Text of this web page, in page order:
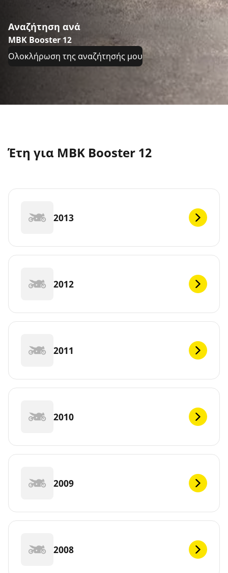
Αναζήτηση ανά
MBK Booster 12
Ολοκλήρωση της αναζήτησής μου
Έτη για MBK Booster 12
2013
2012
2011
2010
2009
2008